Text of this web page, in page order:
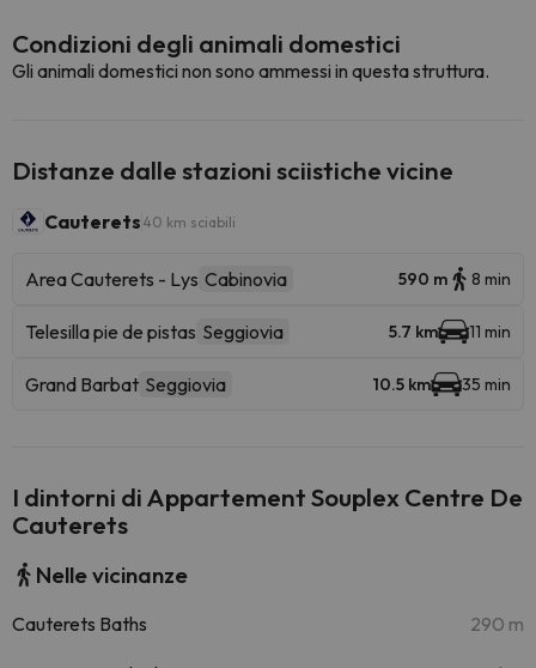
Condizioni degli animali domestici
Gli animali domestici non sono ammessi in questa struttura.
Distanze dalle stazioni sciistiche vicine
Cauterets 40 km sciabili
Area Cauterets - Lys Cabinovia 590 m 8 min
Telesilla pie de pistas Seggiovia 5.7 km 11 min
Grand Barbat Seggiovia 10.5 km 35 min
I dintorni di Appartement Souplex Centre De
Cauterets
Nelle vicinanze
Cauterets Baths 290 m